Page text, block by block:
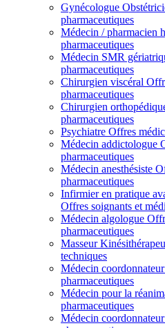
Gynécologue
pharmaceutiques
Médecin / pharmacien
pharmaceutiques
Médecin SMR
pharmaceutiques
Chirurgien viscéral
pharmaceutiques
Chirurgien
pharmaceutiques
Psychiatre Offres
Médecin addictologue
pharmaceutiques
Médecin anesthésiste
pharmaceutiques
Infirmier en pratique
Offres soignants et
Médecin algologue
pharmaceutiques
Masseur
techniques
Médecin
pharmaceutiques
Médecin pour la
pharmaceutiques
Médecin